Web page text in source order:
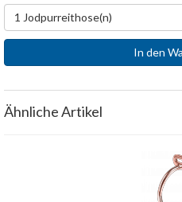
1 Jodpurreithose(n)
In den
Ähnliche Artikel